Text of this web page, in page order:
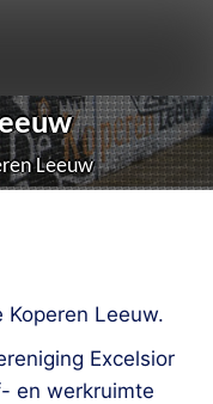
Leeuw
Leeuw.
Excelsior
en werkruimte